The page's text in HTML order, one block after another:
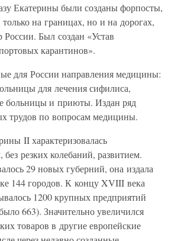
Екатерины были созданы форпосты,
на границах, но и на дорогах,
Был создан «Устав
карантинов».
для России направления медицины:
для лечения сифилиса,
больницы и приюты. Издан ряд
трудов по вопросам медицины.
II характеризовалась
резких колебаний, развитием.
29 новых губерний, она издала
144 городов. К концу XVIII века
1200 крупных предприятий
663). Значительно увеличился
товаров в другие европейские